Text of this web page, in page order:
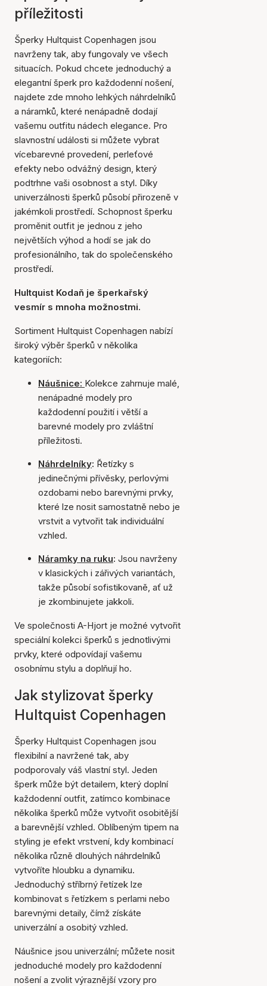
příležitosti
Šperky Hultquist Copenhagen jsou
navrženy tak, aby fungovaly ve všech
situacích. Pokud chcete jednoduchý a
elegantní šperk pro každodenní nošení,
najdete zde mnoho lehkých náhrdelníků
a náramků, které nenápadně dodají
vašemu outfitu nádech elegance. Pro
slavnostní události si můžete vybrat
vícebarevné provedení, perleťové
efekty nebo odvážný design, který
podtrhne vaši osobnost a styl. Díky
univerzálnosti šperků působí přirozeně v
jakémkoli prostředí. Schopnost šperku
proměnit outfit je jednou z jeho
největších výhod a hodí se jak do
profesionálního, tak do společenského
prostředí.
Hultquist Kodaň je šperkařský
vesmír s mnoha možnostmi.
Sortiment Hultquist Copenhagen nabízí
široký výběr šperků v několika
kategoriích:
Náušnice: Kolekce zahrnuje malé,
nenápadné modely pro
každodenní použití i větší a
barevné modely pro zvláštní
příležitosti.
Náhrdelníky: Řetízky s
jedinečnými přívěsky, perlovými
ozdobami nebo barevnými prvky,
které lze nosit samostatně nebo je
vrstvit a vytvořit tak individuální
vzhled.
Náramky na ruku: Jsou navrženy
v klasických i zářivých variantách,
takže působí sofistikovaně, ať už
je zkombinujete jakkoli.
Ve společnosti A-Hjort je možné vytvořit
speciální kolekci šperků s jednotlivými
prvky, které odpovídají vašemu
osobnímu stylu a doplňují ho.
Jak stylizovat šperky
Hultquist Copenhagen
Šperky Hultquist Copenhagen jsou
flexibilní a navržené tak, aby
podporovaly váš vlastní styl. Jeden
šperk může být detailem, který doplní
každodenní outfit, zatímco kombinace
několika šperků může vytvořit osobitější
a barevnější vzhled. Oblíbeným tipem na
styling je efekt vrstvení, kdy kombinací
několika různě dlouhých náhrdelníků
vytvoříte hloubku a dynamiku.
Jednoduchý stříbrný řetízek lze
kombinovat s řetízkem s perlami nebo
barevnými detaily, čímž získáte
univerzální a osobitý vzhled.
Náušnice jsou univerzální; můžete nosit
jednoduché modely pro každodenní
nošení a zvolit výraznější vzory pro